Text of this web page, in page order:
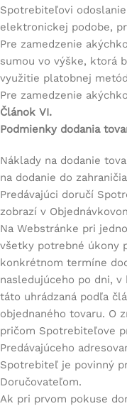
Spotrebiteľovi
elektronickej podobe,
Pre zamedzenie
sumou vo výške, ktorá
využitie platobnej
Pre zamedzenie
Článok VI.
Podmienky dodania
Náklady na dodanie
na dodanie do
Predávajúci doručí
zobrazí v
Na Webstránke pri
všetky potrebné úkony
konkrétnom termíne
nasledujúceho po dni,
táto uhrádzaná podľa
objednaného tovaru. O
pričom Spotrebiteľove
Predávajúceho
Spotrebiteľ je povinný
Doručovateľom.
Ak pri prvom pokuse